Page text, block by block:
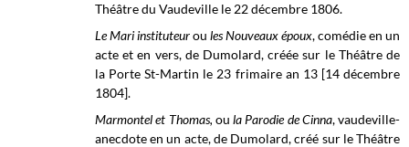
Théâtre du Vaudeville le 22 décembre 1806.
Le Mari instituteurou les Nouveaux époux, comédie en un
acte et en vers, de Dumolard, créée sur le Théâtre de
la Porte St-Martin le 23 frimaire an 13 [14 décembre
1804].
Marmontel et Thomas, ou la Parodie de Cinna, vaudeville-
anecdote en un acte, de Dumolard, créé sur leThéâtre